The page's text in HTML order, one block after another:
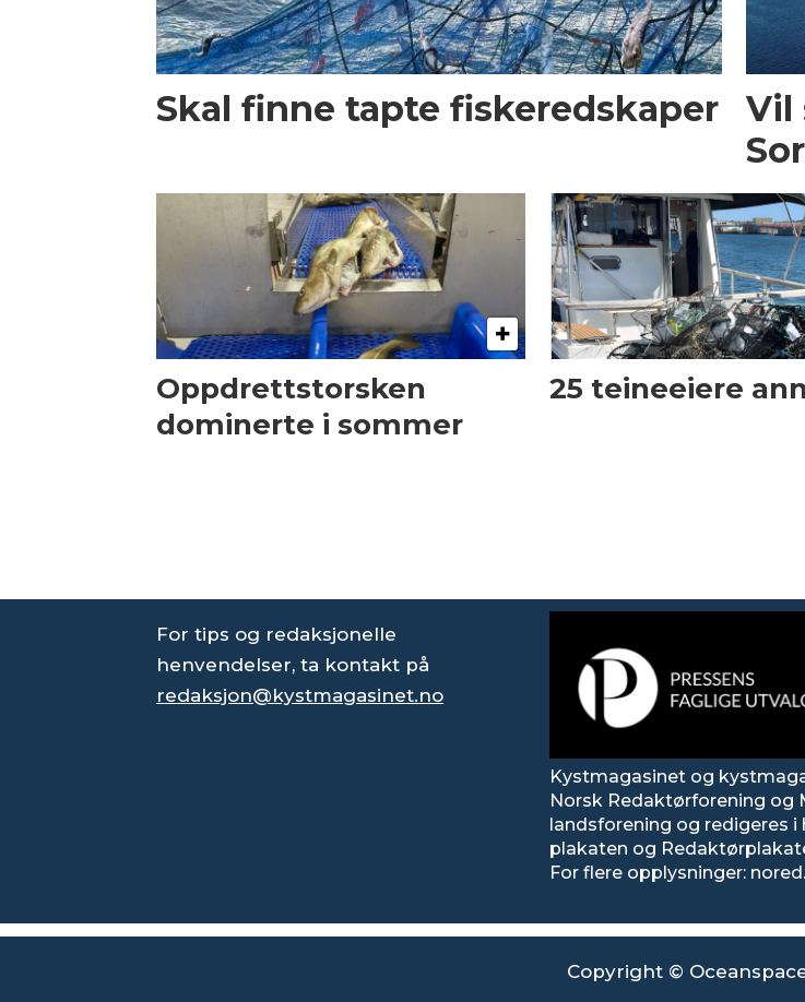
Skal finne tapte fiskeredskaper
Vil
Oppdrettstorsken
dominerte i sommer
25 teineeiere
For tips og redaksjonelle
henvendelser, ta kontakt på
redaksjon@kystmagasinet.no
Kystmagasinet og
Norsk Redaktørforening og
landsforening og redigeres
plakaten og
For flere opplysninger:
Copyright ©